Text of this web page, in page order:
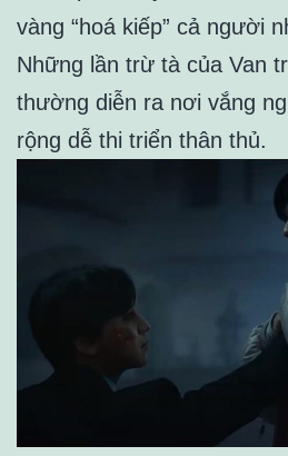
vàng “hoá kiếp” cả người
Những lần trừ tà của Van
thường diễn ra nơi vắng
rộng dễ thi triển thân thủ.